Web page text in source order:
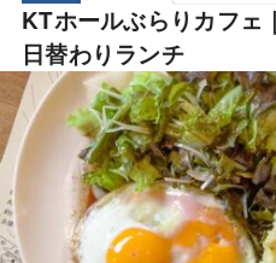
KTホールぶらりカフェ
日替わりランチ